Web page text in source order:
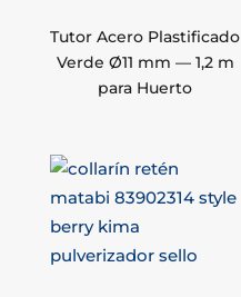
Tutor Acero Plastificado
Verde Ø11 mm — 1,2 m
para Huerto